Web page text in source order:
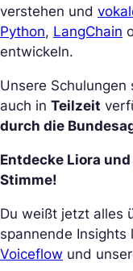
verstehen und
Python, LangChain
entwickeln.
Unsere Schulungen
auch in Teilzeit
durch die
Entdecke Liora
Stimme!
Du weißt jetzt alles
spannende Insights
Voiceflow und